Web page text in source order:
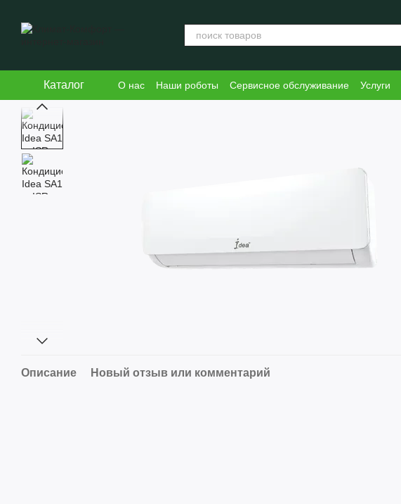
Каталог О нас Наши роботы Сервисное обслуживание Услуги
Блог
Пользовательское соглашение
Описание Новый отзыв или комментарий